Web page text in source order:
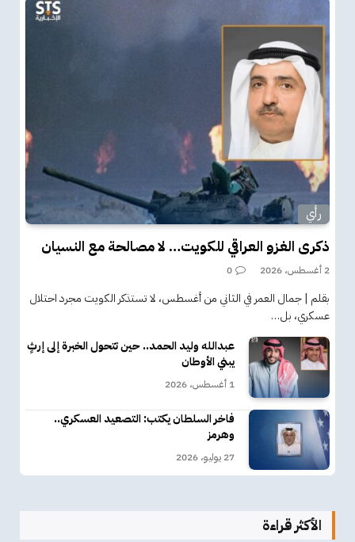
رأي
ذكرى الغزو العراقي للكويت… لا مصالحة مع النسيان
2 أغسطس، 2026 0
بقلم | جمال العمر في الثاني من أغسطس، لا تستذكر الكويت مجرد احتلال
عسكري، بل…
عبدالله وليد الحمد.. حين تتحول الخبرة إلى إرثٍ
يبني الأوطان
1 أغسطس، 2026
فاخر السلطان يكتب: التصعيد العسكري..
وهرمز
27 يوليو، 2026
الأكثر قراءة